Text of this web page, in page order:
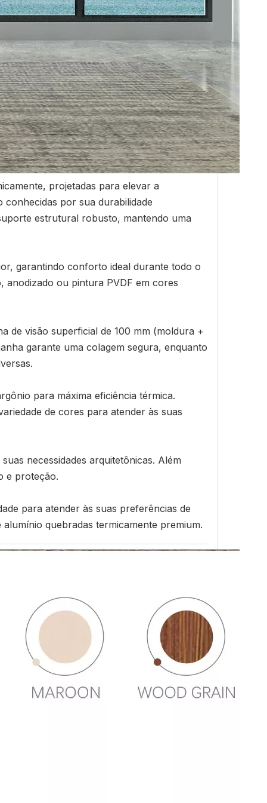
projetadas para elevar a
conhecidas por sua durabilidade
estrutural robusto, mantendo uma
garantindo conforto ideal durante todo o
anodizado ou pintura PVDF em cores
de visão superficial de 100 mm (moldura +
garante uma colagem segura, enquanto
para máxima eficiência térmica.
de cores para atender às suas
necessidades arquitetônicas. Além
e proteção.
para atender às suas preferências de
quebradas termicamente premium.